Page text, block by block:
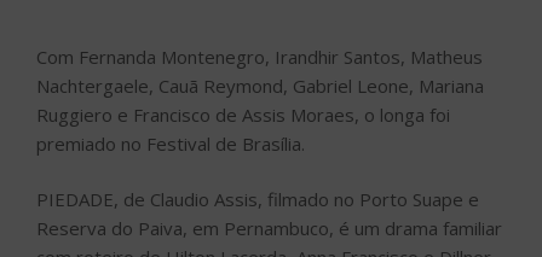
Com Fernanda Montenegro, Irandhir Santos, Matheus
Nachtergaele, Cauã Reymond, Gabriel Leone, Mariana
Ruggiero e Francisco de Assis Moraes, o longa foi
premiado no Festival de Brasília.
PIEDADE, de Claudio Assis, filmado no Porto Suape e
Reserva do Paiva, em Pernambuco, é um drama familiar